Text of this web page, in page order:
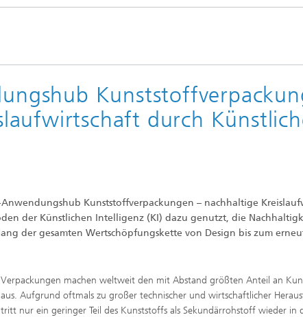
durch
Kunststoffverpackungen – nachhaltige
der Künstlichen Intelligenz (KI) dazu genutzt, die
der gesamten Wertschöpfungskette von Design bis zum
Verpackungen machen weltweit den mit Abstand größten Anteil an
aus. Aufgrund oftmals zu großer technischer und wirtschaftlicher
tritt nur ein geringer Teil des Kunststoffs als Sekundärrohstoff wieder in